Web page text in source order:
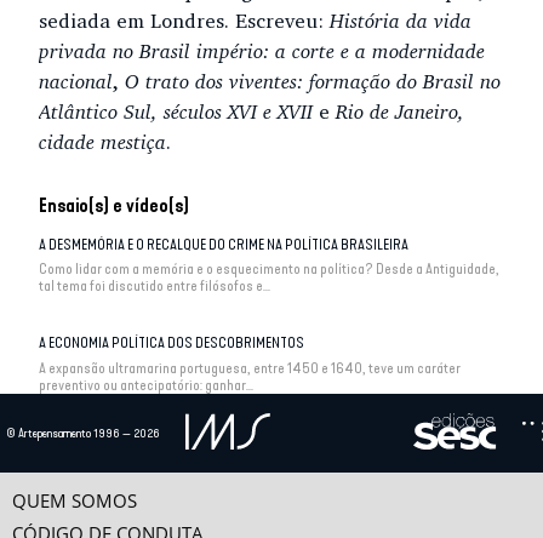
Ensaio(s) e vídeo(s)
A DESMEMÓRIA E O RECALQUE DO CRIME NA POLÍTICA BRASILEIRA
Como lidar com a memória e o esquecimento na política? Desde a Antiguidade,
tal tema foi discutido entre filósofos e...
A ECONOMIA POLÍTICA DOS DESCOBRIMENTOS
A expansão ultramarina portuguesa, entre 1450 e 1640, teve um caráter
preventivo ou antecipatório: ganhar...
L’ECONOMIE POLITIQUE DES DÉCOUVERTES MARITIMES
TRADIÇÃO E RUPTURA
Diante do contínuo da história, um dos líderes da nova historiografia francesa,
sediada em Londres. Escreveu: História da vida
privada no Brasil império: a corte e a modernidade
nacional, O trato dos viventes: formação do Brasil no
Atlântico Sul, séculos XVI e XVII e Rio de Janeiro,
cidade mestiça.
© Artepensamento 1996 — 2026
QUEM SOMOS